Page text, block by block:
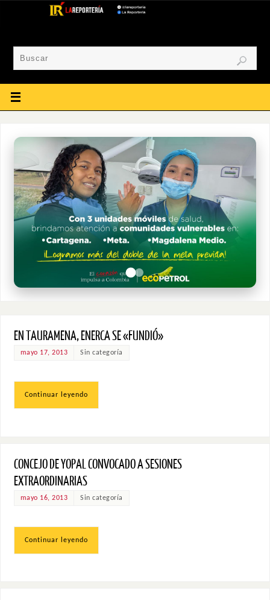
EN TAURAMENA, ENERCA SE «FUNDIÓ»
mayo 17, 2013 Sin categoría
Continuar leyendo
CONCEJO DE YOPAL CONVOCADO A SESIONES
EXTRAORDINARIAS
mayo 16, 2013 Sin categoría
Continuar leyendo